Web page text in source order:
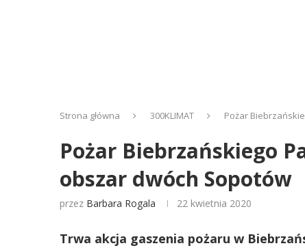
Strona główna 300KLIMAT Pożar
Pożar Biebrzańskiego
obszar dwóch Sopotów
przez Barbara Rogala 22 kwietnia 2020
Trwa akcja gaszenia pożaru w